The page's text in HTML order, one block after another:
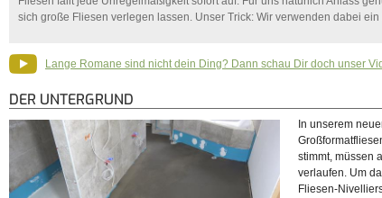
sich große Fliesen verlegen lassen. Unser Trick: Wir verwenden dabei
Lange Romane sind nicht dein Ding? Dann schau Dir doch unser
DER UNTERGRUND
In unserem
stimmt, müssen
verlaufen. Um
Fliesen-